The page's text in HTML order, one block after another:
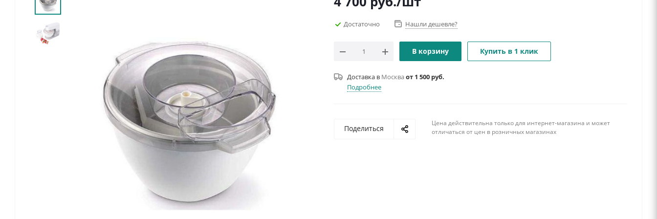
Достаточно Нашли дешевле?
В корзину Купить в 1 клик
Доставка в Москваот 1 500 руб.
Подробнее
Поделиться
Цена действительна только для интернет-магазина и может
отличаться от цен в розничных магазинах